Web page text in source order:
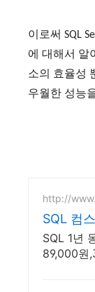
이로써 SQL
에 대해서 알
소의 효율성
우월한 성능
http://
SQL 컴
청&결제
SQL 1년
89,000원